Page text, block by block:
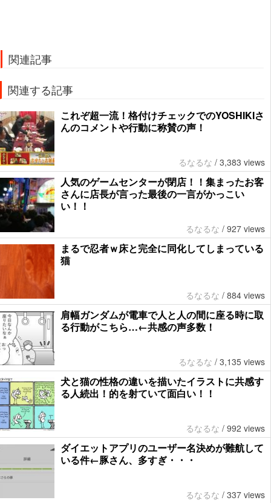
関連記事
関連する記事
これぞ超一流！格付けチェックでのYOSHIKIさ
んのコメントや行動に称賛の声！
るなるな / 3,383 views
人気のゲームセンターが閉店！！集まったお客
さんに店長が言った最後の一言がかっこい
い！！
るなるな / 927 views
まるで忍者ｗ床と完全に同化してしまっている
猫
るなるな / 884 views
肩幅ガンダムが電車で人と人の間に座る時に取
る行動がこちら…←共感の声多数！
るなるな / 3,135 views
犬と猫の性格の違いを描いたイラストに共感す
る人続出！的を射ていて面白い！！
るなるな / 992 views
ダイエットアプリのユーザー名決めが難航して
いる件←豚さん、多すぎ・・・
るなるな / 337 views